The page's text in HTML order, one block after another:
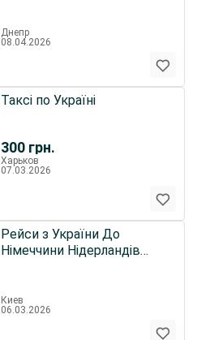
Днепр
08.04.2026
300 грн.
Таксі по Україні
Харьков
07.03.2026
Рейси з України До
Німеччини Нідерландів
Киев
06.03.2026